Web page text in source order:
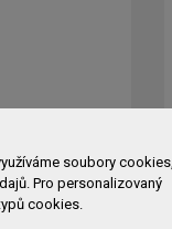
soubory cookies,
Pro personalizovaný
cookies.